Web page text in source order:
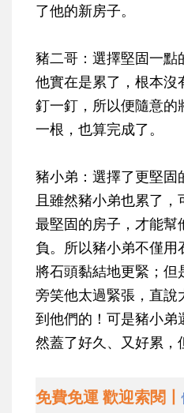
了他的新房子。
豬二哥： 選擇堅固一點
他實在是累了，根本沒
釘一釘，所以便隨意的
一根，也算完成了。
豬小弟： 選擇了更堅固
且雖然豬小弟也累了
最堅固的房子，才能幫
負。所以豬小弟不僅用
將石頭黏結地更緊；但
旁笑他太過緊張，直說
到他們的！可是豬小弟
然蓋了好久、又好累，
免費免運 歡迎索閱丨